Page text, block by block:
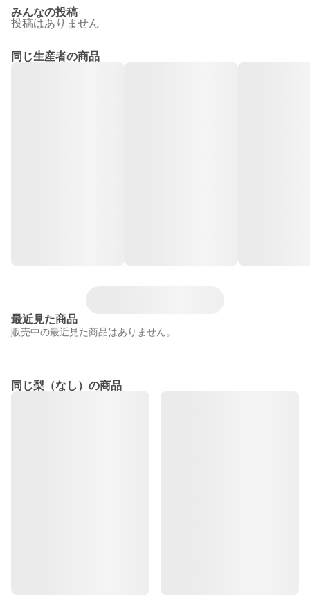
みんなの投稿
投稿はありません
同じ生産者の商品
最近見た商品
販売中の最近見た商品はありません。
同じ梨（なし）の商品